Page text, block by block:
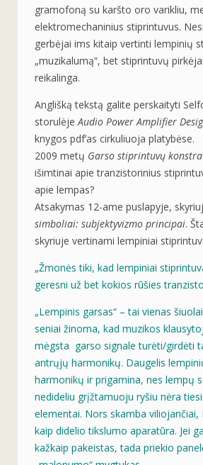
gramofoną su karšto oro varikliu,
elektromechaninius stiprintuvus.
gerbėjai ims kitaip vertinti lempinių
„muzikalumą“, bet stiprintuvų
reikalinga.
Anglišką tekstą galite perskaityti
storulėjeAudio Power Amplifier
knygos pdf’as cirkuliuoja platybėse.
2009 metų Garso stiprintuvų
išimtinai apie tranzistorinius
apie lempas?
Atsakymas 12-ame puslapyje,
simboliai: subjektyvizmo principai.
skyriuje vertinami lempiniai
„Žmonės tiki, kad lempiniai
geresni už bet kokios rūšies
„Lempinis garsas“ – tai vienas
seniai žinoma, kad muzikos
mėgsta garso signale turėti/girdėti
antrųjų harmonikų. Daugelis
harmonikų ir prigamina, nes lempų
nedideliu grįžtamuoju ryšiu nėra
elementai. Nors skamba viliojančiai,
kaip didelio tikslumo aparatūra. Jei
kažkaip pakeistas, tada priekio